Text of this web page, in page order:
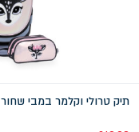
תיק טרולי וקלמר במבי